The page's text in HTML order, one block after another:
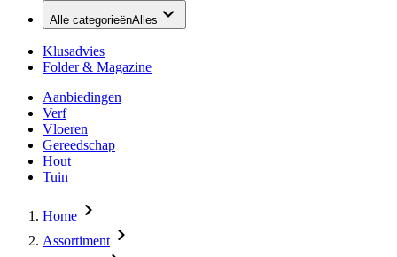
Alle categorieënAlles
Klusadvies
Folder & Magazine
Aanbiedingen
Verf
Vloeren
Gereedschap
Hout
Tuin
Home
Assortiment